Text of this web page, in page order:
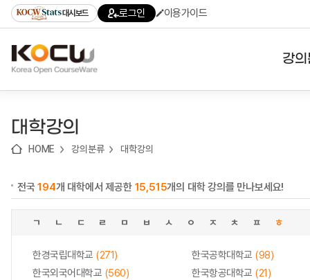
기
기
기
content)
가
대시보드 로그인 이용가이드
강
대학강의
HOME 강의분류 대학강의
전국194개 대학에서 제공한 15,515개의 대학 강의를 만나보세요!
ㄱ ㄴ ㄷ ㄹ ㅁ ㅂ ㅅ ㅇ ㅈ ㅊ ㅍ ㅎ
한경국립대학교 (271) 한국공학대학교 (98)
한국외국어대학교 (560) 한국항공대학교 (21)